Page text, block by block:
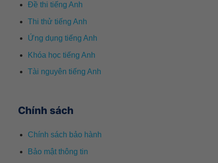
Đề thi tiếng Anh
Thi thử tiếng Anh
Ứng dụng tiếng Anh
Khóa học tiếng Anh
Tài nguyên tiếng Anh
Chính sách
Chính sách bảo hành
Bảo mật thông tin